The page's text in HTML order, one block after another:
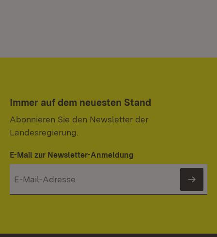
Immer auf dem neuesten Stand
Abonnieren Sie den Newsletter der
Landesregierung.
E-Mail zur Newsletter-Anmeldung